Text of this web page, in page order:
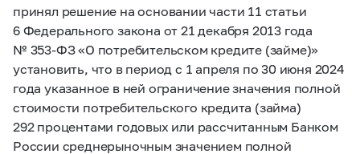
принял решение на основании части 11 статьи
6 Федерального закона от 21 декабря 2013 года
№ 353-ФЗ«О потребительском кредите (займе)»
установить, что в период с 1 апреля по 30 июня 2024
года указанное в ней ограничение значения полной
стоимости потребительского кредита (займа)
292 процентами годовых или рассчитанным Банком
России среднерыночным значением полной